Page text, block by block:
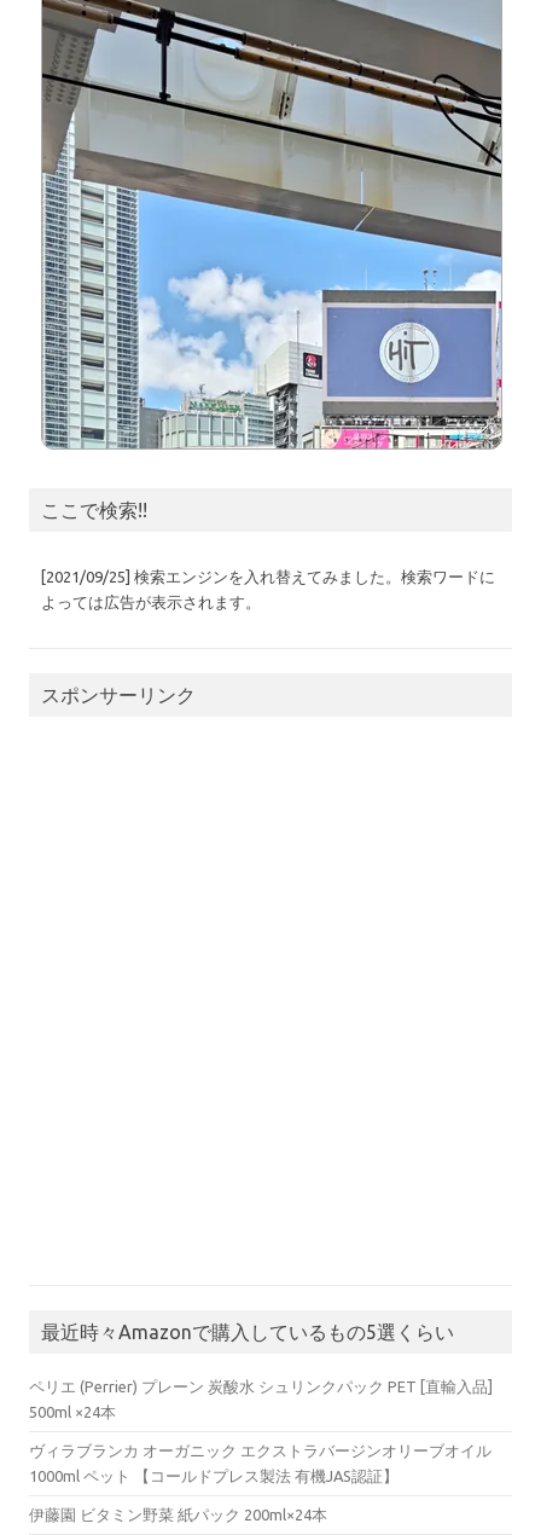
ここで検索!!
[2021/09/25] 検索エンジンを入れ替えてみました。検索ワードに
よっては広告が表示されます。
スポンサーリンク
最近時々Amazonで購入しているもの5選くらい
ペリエ (Perrier) プレーン 炭酸水 シュリンクパック PET [直輸入品]
500ml ×24本
ヴィラブランカ オーガニック エクストラバージンオリーブオイル
1000ml ペット 【コールドプレス製法 有機JAS認証】
伊藤園 ビタミン野菜 紙パック 200ml×24本